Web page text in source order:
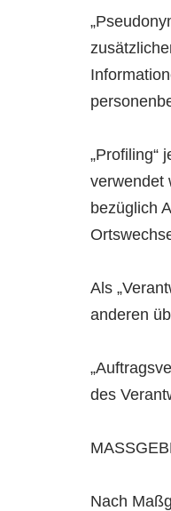
„Profiling“
verwendet
bezüglich
Als
anderen
des
Nach